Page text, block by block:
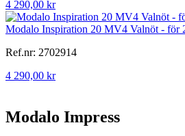
4 290,00 kr
Modalo Inspiration 20 MV4 Valnöt - för
Ref.nr: 2702914
4 290,00 kr
Modalo Impress